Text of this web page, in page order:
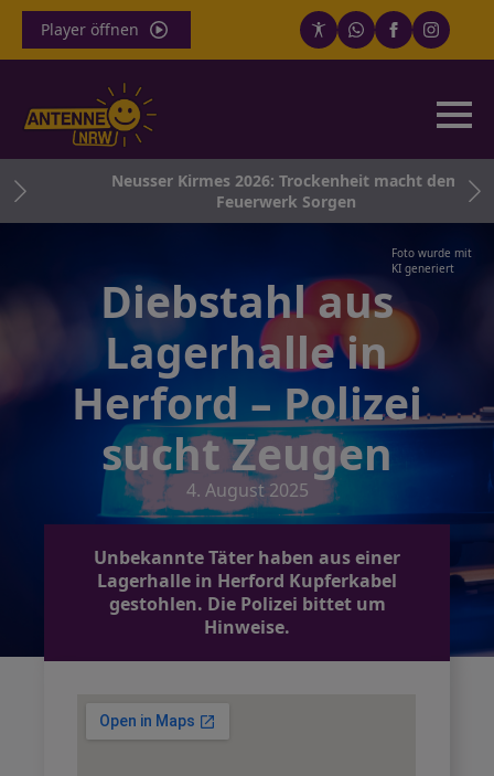
Player öffnen
Neusser Kirmes 2026: Trockenheit macht dem
Feuerwerk Sorgen
Foto wurde mit
KI generiert
Diebstahl aus
Lagerhalle in
Herford – Polizei
sucht Zeugen
4. August 2025
Unbekannte Täter haben aus einer
Lagerhalle in Herford Kupferkabel
gestohlen. Die Polizei bittet um
Hinweise.